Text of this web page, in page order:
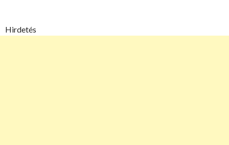
Hirdetés